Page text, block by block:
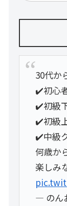
30代か
✔️初心
✔️初級
✔️初級
✔️中級
何歳か
楽しみ
— のん